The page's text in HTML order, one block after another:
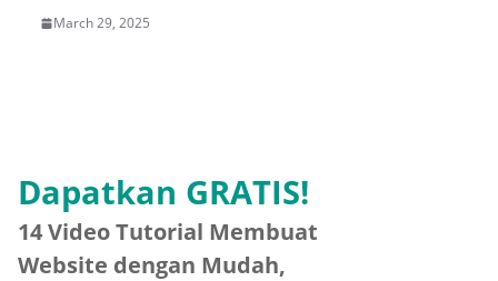
March 29, 2025
Dapatkan GRATIS!
14 Video Tutorial Membuat
Website dengan Mudah,